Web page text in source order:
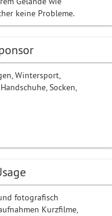
keine Probleme.
Wintersport,
Socken,
fotografisch
Kurzfilme,